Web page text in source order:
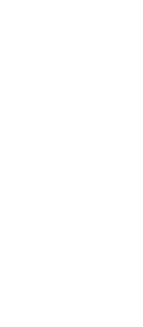
总会
总会
金会
金会
总会
总会
总会
总会
地评估有限公司
总会
地评估有限公司